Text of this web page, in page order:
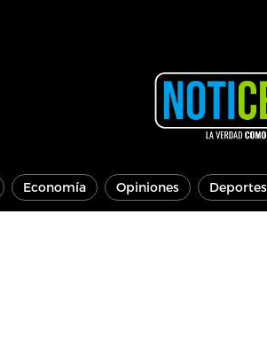
Economía Opiniones Deportes